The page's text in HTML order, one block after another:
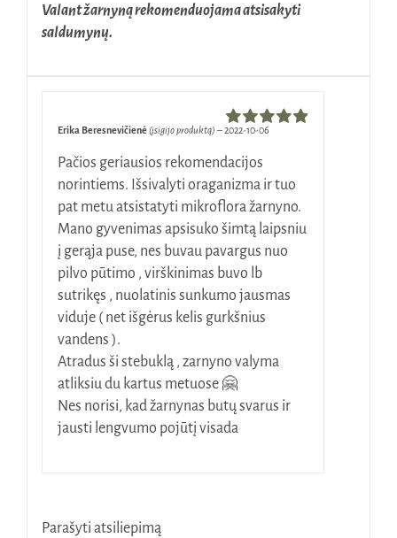
Valant žarnyną rekomenduojama atsisakyti
saldumynų.
5 iš 5
Erika Beresnevičienė(įsigijo produktą) –2022-10-06
Pačios geriausios rekomendacijos
norintiems. Išsivalyti oraganizma ir tuo
pat metu atsistatyti mikroflora žarnyno.
Mano gyvenimas apsisuko šimtą laipsniu
į gerąja puse, nes buvau pavargus nuo
pilvo pūtimo , virškinimas buvo lb
sutrikęs , nuolatinis sunkumo jausmas
viduje ( net išgėrus kelis gurkšnius
vandens ).
Atradus ši stebuklą , zarnyno valyma
atliksiu du kartus metuose 🤗
Nes norisi, kad žarnynas butų svarus ir
jausti lengvumo pojūtį visada
Parašyti atsiliepimą